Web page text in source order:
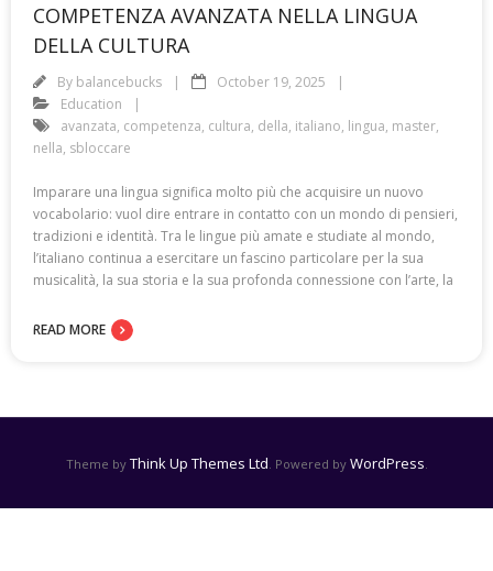
COMPETENZA AVANZATA NELLA LINGUA
DELLA CULTURA
By balancebucks
October 19, 2025
Education
avanzata, competenza, cultura, della, italiano, lingua, master,
nella, sbloccare
Imparare una lingua significa molto più che acquisire un nuovo
vocabolario: vuol dire entrare in contatto con un mondo di pensieri,
tradizioni e identità. Tra le lingue più amate e studiate al mondo,
l’italiano continua a esercitare un fascino particolare per la sua
musicalità, la sua storia e la sua profonda connessione con l’arte, la
READ MORE
Theme by Think Up Themes Ltd . Powered by WordPress